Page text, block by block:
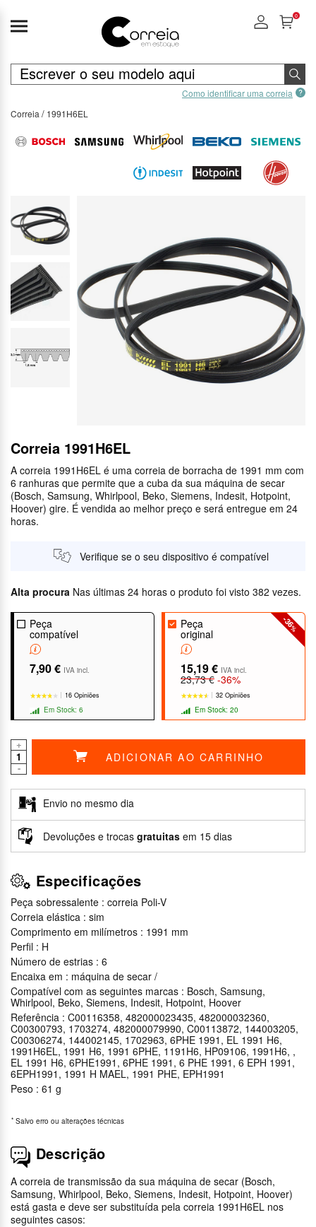
Como identificar uma correia
0
Correia 1991H6EL
Correia 1991H6EL
A correia 1991H6EL é uma correia de borracha de 1991 mm com
6 ranhuras que permite que a cuba da sua máquina de secar
(Bosch, Samsung, Whirlpool, Beko, Siemens, Indesit, Hotpoint,
Hoover) gire. É vendida ao melhor preço e será entregue em 24
horas.
Verifique se o seu dispositivo é compatível
Alta procura Nas últimas 24 horas o produto foi visto 382 vezes.
Peça
compatível
7,90 € IVA incl.
★★★★★
★★★★★
16 Opiniões
Em Stock: 6
-36
%
Peça
original
15,19 € IVA incl.
23,73 € -36%
★★★★★
★★★★★
32 Opiniões
Em Stock: 20
+
-
ADICIONAR AO CARRINHO
Envio no mesmo dia
Devoluções e trocas gratuitas em 15 dias
Especificações
Peça sobressalente : correia Poli-V
Correia elástica : sim
Comprimento em milímetros : 1991 mm
Perfil : H
Número de estrias : 6
Encaixa em : máquina de secar /
Compatível com as seguintes marcas : Bosch, Samsung,
Whirlpool, Beko, Siemens, Indesit, Hotpoint, Hoover
Referência : C00116358, 482000023435, 482000032360,
C00300793, 1703274, 482000079990, C00113872, 144003205,
C00306274, 144002145, 1702963, 6PHE 1991, EL 1991 H6,
1991H6EL, 1991 H6, 1991 6PHE, 1191H6, HP09106, 1991H6, ,
EL 1991 H6, 6PHE1991, 6PHE 1991, 6 PHE 1991, 6 EPH 1991,
6EPH1991, 1991 H MAEL, 1991 PHE, EPH1991
Peso : 61 g
* Salvo erro ou alterações técnicas
Descrição
A correia de transmissão da sua máquina de secar (Bosch,
Samsung, Whirlpool, Beko, Siemens, Indesit, Hotpoint, Hoover)
está gasta e deve ser substituída pela correia 1991H6EL nos
seguintes casos: